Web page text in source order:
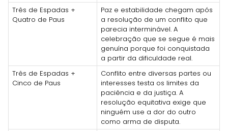
Três de Espadas +
Quatro de Paus
Paz e estabilidade chegam após
a resolução de um conflito que
parecia interminável. A
celebração que se segue é mais
genuína porque foi conquistada
a partir da dificuldade real.
Três de Espadas +
Cinco de Paus
Conflito entre diversas partes ou
interesses testa os limites da
paciência e da justiça. A
resolução equitativa exige que
ninguém use a dor do outro
como arma de disputa.